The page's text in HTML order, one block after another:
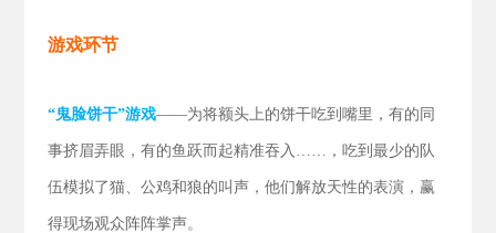
游戏环节
“鬼脸饼干”游戏——为将额头上的饼干吃到嘴里，有的同
事挤眉弄眼，有的鱼跃而起精准吞入……，吃到最少的队
伍模拟了猫、公鸡和狼的叫声，他们解放天性的表演，赢
得现场观众阵阵掌声。